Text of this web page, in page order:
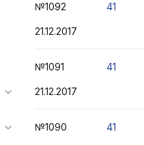
№1092
21.12.2017
41
№1091
21.12.2017
41
№1090 41